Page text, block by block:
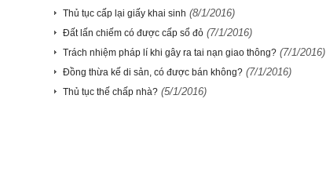
Thủ tục cấp lại giấy khai sinh (8/1/2016)
Đất lấn chiếm có được cấp sổ đỏ (7/1/2016)
Trách nhiệm pháp lí khi gây ra tai nạn giao thông? (7/1/2016)
Đồng thừa kế di sản, có được bán không? (7/1/2016)
Thủ tục thế chấp nhà? (5/1/2016)